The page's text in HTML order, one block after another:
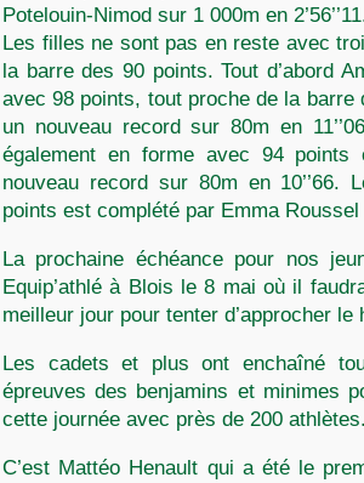
Potelouin-Nimod sur 1 000m en
Les filles ne sont pas en reste avec
la barre des 90 points. Tout d’abord
avec 98 points, tout proche de la barre
un nouveau record sur 80m en
également en forme avec 94
nouveau record sur 80m en 10’’66.
points est complété par Emma
La prochaine échéance pour nos
Equip’athlé à Blois le 8 mai où il
meilleur jour pour tenter d’approcher
Les cadets et plus ont enchaîné
épreuves des benjamins et minimes
cette journée avec près de 200
C’est Mattéo Henault qui a été le